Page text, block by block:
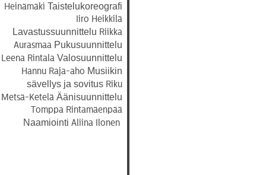
HeinämäkiTaistelukoreografi
Iiro Heikkilä
Lavastussuunnittelu Riikka
Aurasmaa Pukusuunnittelu
Leena RintalaValosuunnittelu
Hannu Raja-aho Musiikin
sävellys ja sovitus Riku
Metsä-KeteläÄänisuunnittelu
Tomppa Rintamäenpää
NaamiointiAliina Ilonen